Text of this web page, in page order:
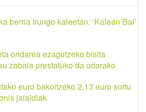
berria Irungo kaleetan: ‘Kalean Bai’
ondarea ezagutzeko bisita
zabala prestatuko da udarako
euro bakoitzeko 2,13 euro sortu
jaialdiak